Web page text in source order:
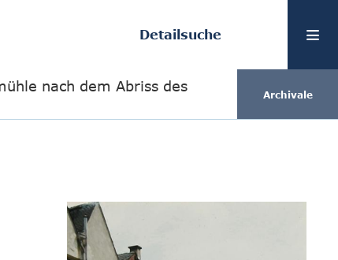
Detailsuche
nach dem Abriss des
Archivale